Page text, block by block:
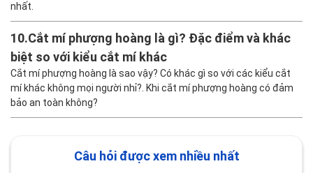
nhất.
10.Cắt mí phượng hoàng là gì? Đặc điểm và khác
biệt so với kiểu cắt mí khác
Cắt mí phượng hoàng là sao vậy? Có khác gì so với các kiểu cắt
mí khác không mọi người nhỉ?. Khi cắt mí phượng hoàng có đảm
bảo an toàn không?
Câu hỏi được xem nhiều nhất